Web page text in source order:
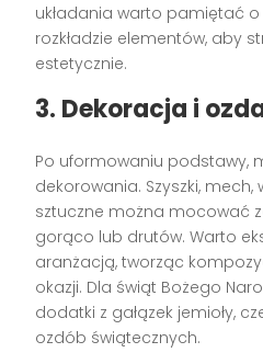
układania warto pamiętać
rozkładzie elementów, aby
estetycznie.
3. Dekoracja i
Po uformowaniu podstawy,
dekorowania. Szyszki, mech,
sztuczne można mocować
gorąco lub drutów. Warto
aranżacją, tworząc
okazji. Dla świąt Bożego
dodatki z gałązek jemioły,
ozdób świątecznych.